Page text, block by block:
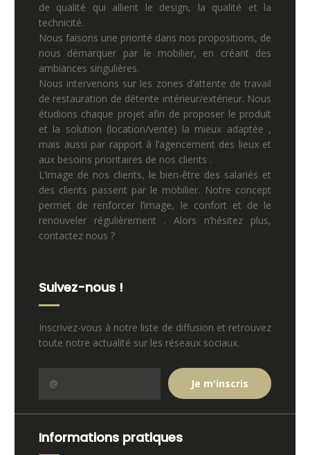
de qualité qui allient le design, la qualité et la
technicité.
Nous faisons une priorité dans nos propositions, de
nous démarquer par le mobilier, en créant des
ambiances singulières.
Nous intervenons sur les zones d’attente de travail
de restauration de détente intérieur/extérieur. Nous
étudions chaque projet afin de proposer le produit
et la solution (location/vente) la mieux adaptée ,
mais aussi par rapport à l’agencement des lieux et
aux besoins prioritaires de nos clients .
L’image de nos clients, le bien-être des salariés et
des clients passent par le mobilier. Notre concept
permet de renforcer l’image, le confort et de le
renouveler régulièrement . Alors n’hésitez plus,
contactez nous ?
Suivez-nous !
Inscrivez-vous à notre liste de diffusion et retrouvez
toute notre actualité sur les réseaux sociaux.
Informations pratiques